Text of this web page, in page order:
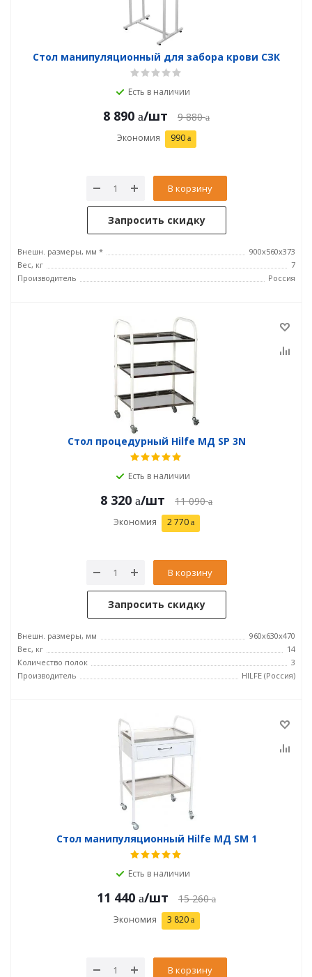
Стол манипуляционный для забора крови СЗК
Есть в наличии
8 890 /шт 9 880
Экономия 990
В корзину
Запросить скидку
Внешн. размеры, мм *
900x560x373
Вес, кг
7
Производитель
Россия
Стол процедурный Hilfe МД SP 3N
Есть в наличии
8 320 /шт 11 090
Экономия 2 770
В корзину
Запросить скидку
Внешн. размеры, мм
960x630x470
Вес, кг
14
Количество полок
3
Производитель
HILFE (Россия)
Стол манипуляционный Hilfe МД SM 1
Есть в наличии
11 440 /шт 15 260
Экономия 3 820
В корзину